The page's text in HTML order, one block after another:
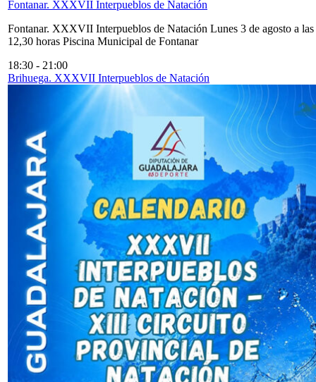
Fontanar. XXXVII Interpueblos de Natación
Fontanar. XXXVII Interpueblos de Natación Lunes 3 de agosto a las
12,30 horas Piscina Municipal de Fontanar
18:30 - 21:00
Brihuega. XXXVII Interpueblos de Natación